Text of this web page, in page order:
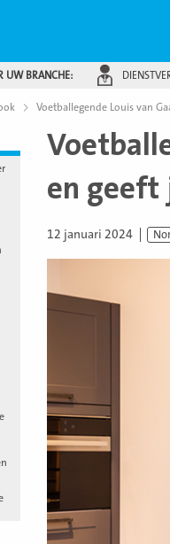
UW BRANCHE:
Voetballegende Louis van
en geeft
12 januari 2024